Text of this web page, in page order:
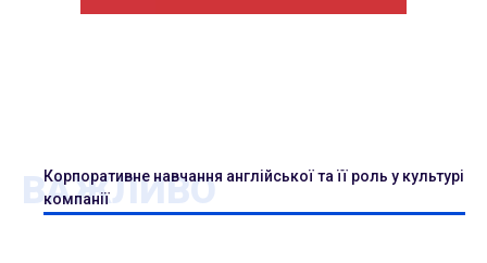
ВАЖЛИВО
Корпоративне навчання англійської та її роль у культурі
компанії